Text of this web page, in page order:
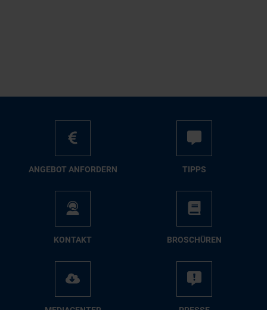
AN­GE­BOT AN­FOR­DERN TIPPS
KON­TAKT BRO­SCHÜ­REN